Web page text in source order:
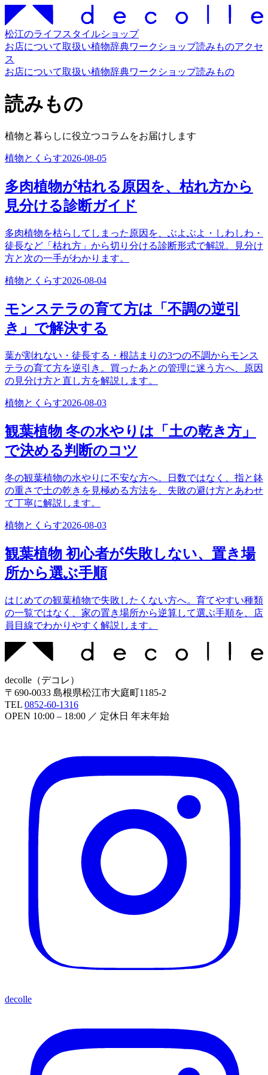
松江のライフスタイルショップ
お店について取扱い植物辞典ワークショップ読みものアクセ
ス
お店について取扱い植物辞典ワークショップ読みもの
読みもの
植物と暮らしに役立つコラムをお届けします
植物とくらす2026-08-05
多肉植物が枯れる原因を、枯れ方から
見分ける診断ガイド
多肉植物を枯らしてしまった原因を、ぶよぶよ・しわしわ・
徒長など「枯れ方」から切り分ける診断形式で解説。見分け
方と次の一手がわかります。
植物とくらす2026-08-04
モンステラの育て方は「不調の逆引
き」で解決する
葉が割れない・徒長する・根詰まりの3つの不調からモンス
テラの育て方を逆引き。買ったあとの管理に迷う方へ、原因
の見分け方と直し方を解説します。
植物とくらす2026-08-03
観葉植物 冬の水やりは「土の乾き方」
で決める判断のコツ
冬の観葉植物の水やりに不安な方へ。日数ではなく、指と鉢
の重さで土の乾きを見極める方法を、失敗の避け方とあわせ
て丁寧に解説します。
植物とくらす2026-08-03
観葉植物 初心者が失敗しない、置き場
所から選ぶ手順
はじめての観葉植物で失敗したくない方へ。育てやすい種類
の一覧ではなく、家の置き場所から逆算して選ぶ手順を、店
員目線でわかりやすく解説します。
decolle （デコレ ）
〒 690-0033 島根県松江市大庭町1185-2
TEL 0852-60-1316
OPEN 10:00 – 18:00 ／ 定休日 年末年始
decolle